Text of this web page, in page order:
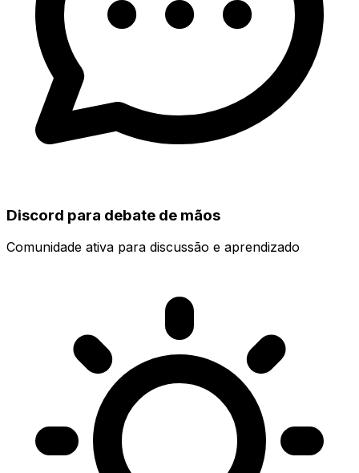
Discord para debate de mãos
Comunidade ativa para discussão e aprendizado